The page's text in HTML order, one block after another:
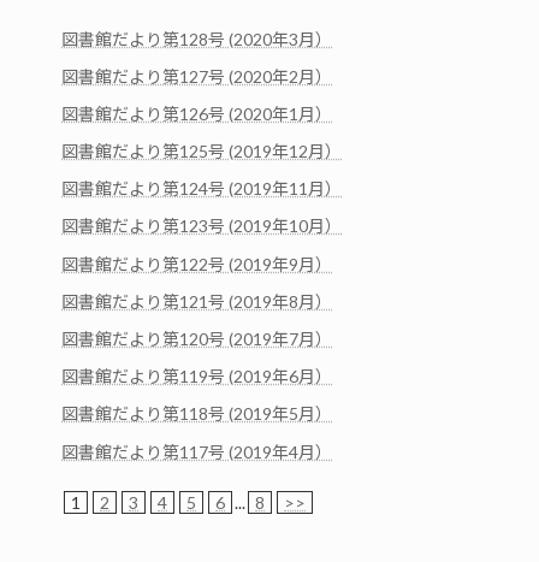
図書館だより第128号 (2020年3月）
図書館だより第127号 (2020年2月）
図書館だより第126号 (2020年1月）
図書館だより第125号 (2019年12月）
図書館だより第124号 (2019年11月）
図書館だより第123号 (2019年10月）
図書館だより第122号 (2019年9月）
図書館だより第121号 (2019年8月）
図書館だより第120号 (2019年7月）
図書館だより第119号 (2019年6月）
図書館だより第118号 (2019年5月）
図書館だより第117号 (2019年4月）
1 2 3 4 5 6 ... 8 >>